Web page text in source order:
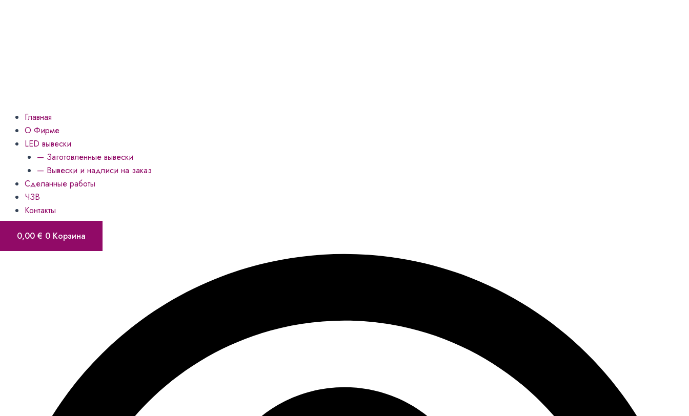
Главная
О Фирме
LED вывески
— Заготовленные вывески
— Вывески и надписи на заказ
Сделанные работы
ЧЗВ
Контакты
0,00 € 0 Корзина